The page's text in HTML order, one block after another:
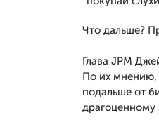
Что дальше?
Глава JPM
По их мнению,
подальше от
драгоценному